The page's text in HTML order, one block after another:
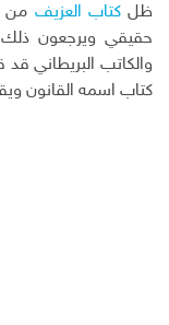
ظلكتاب العزيف من
حقيقي ويرجعون ذلك
والكاتب البريطاني
كتاب اسمه القانون